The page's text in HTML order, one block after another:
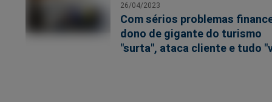
26/04/2023
Com sérios problemas
dono de gigante do turismo
"surta", ataca cliente e tudo